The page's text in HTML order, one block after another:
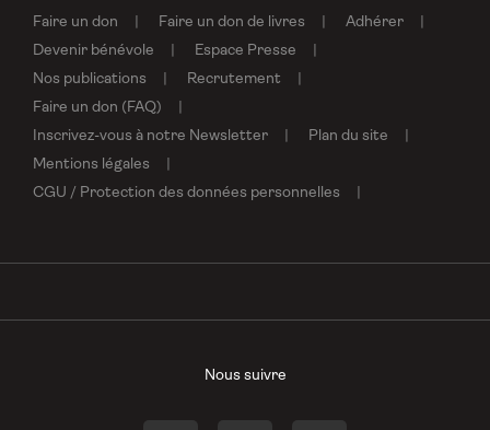
Faire un don Faire un don de livres
Adhérer
Devenir bénévole
Espace Presse
Nos publications
Recrutement
Faire un don (FAQ)
Inscrivez-vous à notre Newsletter
Plan du site
Mentions légales
CGU / Protection des données personnelles
Nous suivre